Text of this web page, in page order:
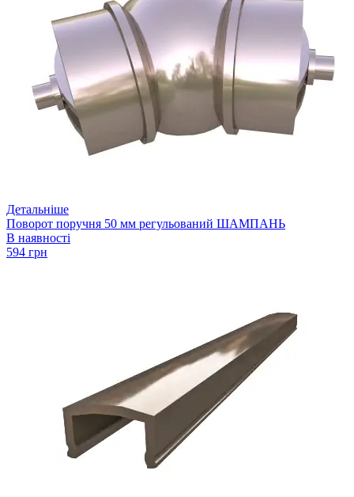
Детальніше
Поворот поручня 50 мм регульований ШАМПАНЬ
В наявності
594 грн